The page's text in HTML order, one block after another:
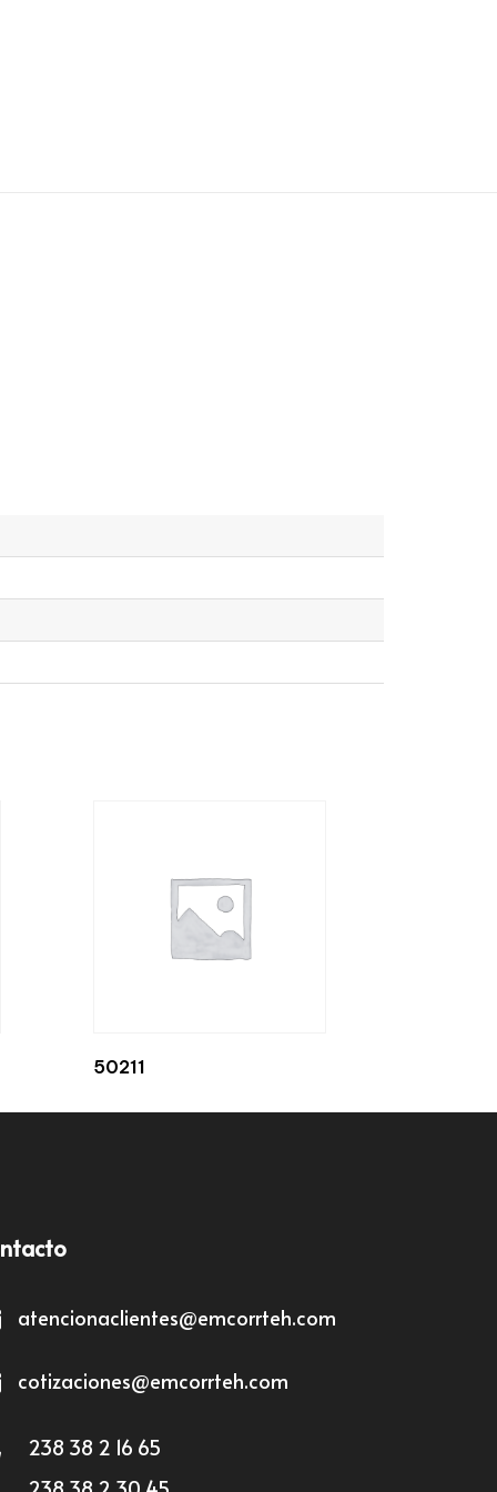
50211
atencionaclientes@emcorrteh.com
cotizaciones@emcorrteh.com
238 38 2 16 65